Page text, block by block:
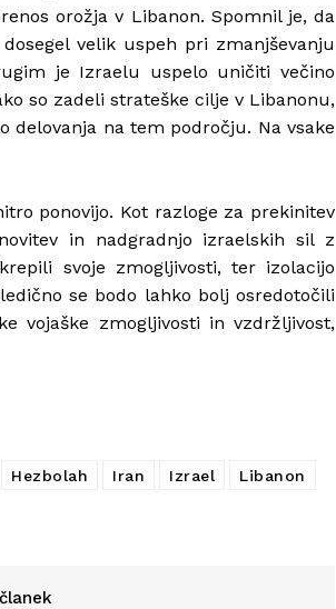
orožja v Libanon. Spomnil je, da
velik uspeh pri zmanjševanju
je Izraelu uspelo uničiti večino
so zadeli strateške cilje v Libanonu,
delovanja na tem področju. Na vsake
ponovijo. Kot razloge za prekinitev
in nadgradnjo izraelskih sil z
svoje zmogljivosti, ter izolacijo
se bodo lahko bolj osredotočili
vojaške zmogljivosti in vzdržljivost,
Hezbolah Iran Izrael
Libanon